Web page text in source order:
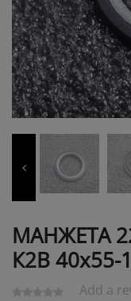
МАНЖЕТА
К2В 40х55-1
Add a